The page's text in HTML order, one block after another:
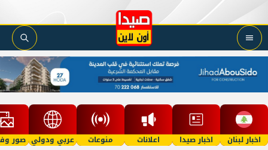
اخبار لبنان اخبار صيدا اعلانات منوعات عربي ودولي صور